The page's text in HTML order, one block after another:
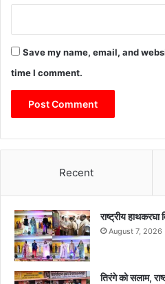
Save my name, email, and
time I comment.
Recent
राष्ट्रीय
August 7, 2026
तिरंगे को सलाम,